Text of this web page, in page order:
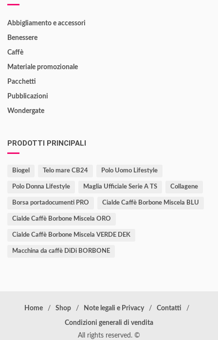
Abbigliamento e accessori
Benessere
Caffè
Materiale promozionale
Pacchetti
Pubblicazioni
Wondergate
PRODOTTI PRINCIPALI
Biogel Telo mare CB24 Polo Uomo Lifestyle
Polo Donna Lifestyle Maglia Ufficiale Serie A TS Collagene
Borsa portadocumenti PRO Cialde Caffè Borbone Miscela BLU
Cialde Caffè Borbone Miscela ORO
Cialde Caffè Borbone Miscela VERDE DEK
Macchina da caffè DiDi BORBONE
Home Shop Note legali e Privacy Contatti
Condizioni generali di vendita
All rights reserved. ©